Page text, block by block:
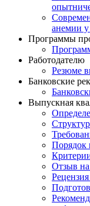
анемии
Программы
Работодателю
Резюме
Банковские
Выпускная
Порядок
Отзыв